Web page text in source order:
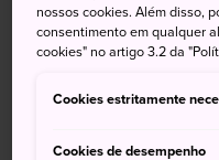
dança de Okinawa
O Habushu, uma
Kokusai-dori
nossos cookies. Além disso,
consentimento em qualquer
cookies" no artigo 3.2 da
Cookies estritamente
Cookies de desempenho